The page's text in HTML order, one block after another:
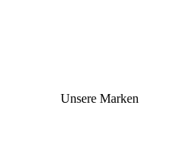
Unsere Marken